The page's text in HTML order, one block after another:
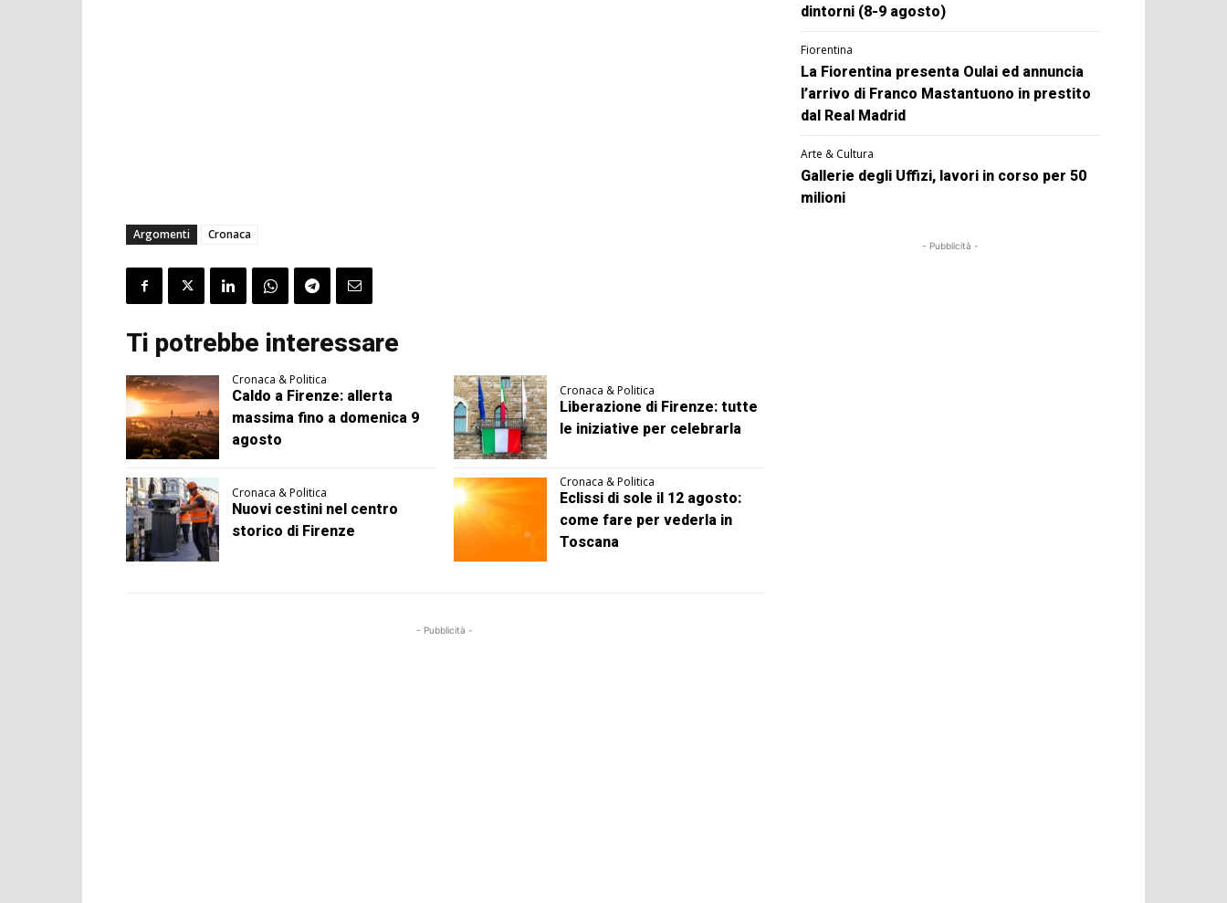
Argomenti Cronaca
Ti potrebbe interessare
Cronaca & Politica
Caldo a Firenze: allerta
massima fino a domenica 9
agosto
Cronaca & Politica
Liberazione di Firenze: tutte
le iniziative per celebrarla
Cronaca & Politica
Nuovi cestini nel centro
storico di Firenze
Cronaca & Politica
Eclissi di sole il 12 agosto:
come fare per vederla in
Toscana
- Pubblicità -
dintorni (8-9 agosto)
Fiorentina
La Fiorentina presenta Oulai ed annuncia
l’arrivo di Franco Mastantuono in prestito
dal Real Madrid
Arte & Cultura
Gallerie degli Uffizi, lavori in corso per 50
milioni
- Pubblicità -